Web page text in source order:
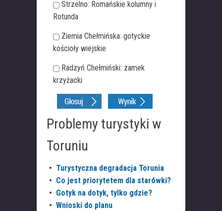
Strzelno: Romańskie kolumny i
Rotunda
Ziemia Chełmińska: gotyckie
kościoły wiejskie
Radzyń Chełmiński: zamek
krzyżacki
Problemy turystyki w
Toruniu
• Turystyczna degradacja Torunia
• Co jest priorytetem dla starówki?
• Gotyk na dotyk, tylko gdzie?
• Wnioski do planu